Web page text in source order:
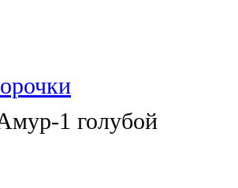
1 голубой